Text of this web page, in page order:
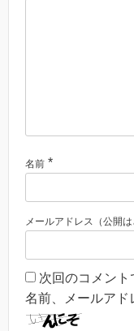
名前 *
メールアドレス（公開は
次回のコメン
名前、メールアド